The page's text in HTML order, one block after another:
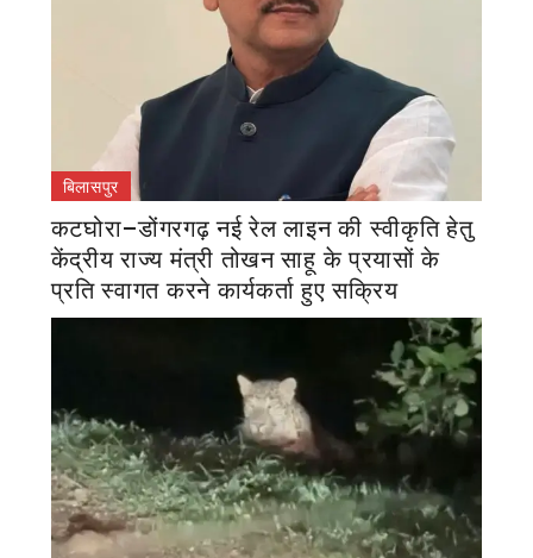
बिलासपुर
कटघोरा–डोंगरगढ़ नई रेल लाइन की स्वीकृति हेतु
केंद्रीय राज्य मंत्री तोखन साहू के प्रयासों के
प्रति स्वागत करने कार्यकर्ता हुए सक्रिय